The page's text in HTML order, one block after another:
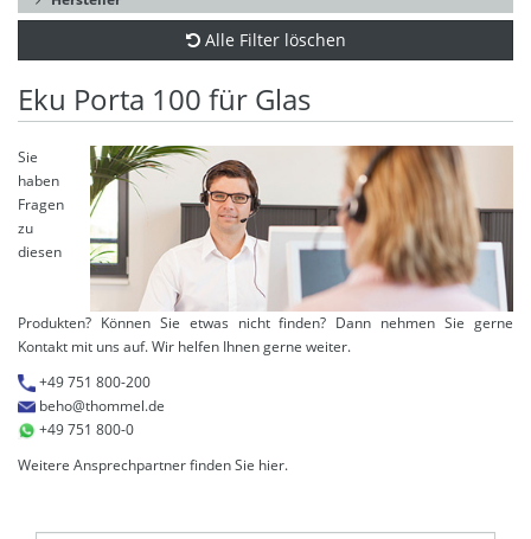
Alle Filter löschen
Eku Porta 100 für Glas
Sie
haben
Fragen
zu
diesen
Produkten? Können Sie etwas nicht finden? Dann nehmen Sie gerne
Kontakt mit uns auf. Wir helfen Ihnen gerne weiter.
+49 751 800-200
beho@thommel.de
+49 751 800-0
Weitere Ansprechpartner finden Sie hier.